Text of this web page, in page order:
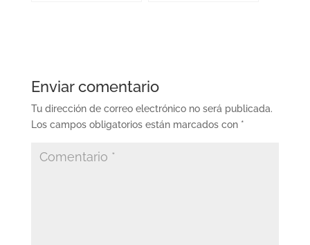
Enviar comentario
Tu dirección de correo electrónico no será publicada.
Los campos obligatorios están marcados con *